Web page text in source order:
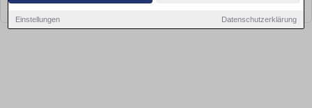
Einstellungen Datenschutzerklärung
bald wieder vorbei!